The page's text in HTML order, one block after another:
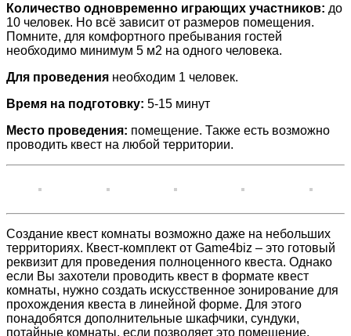
Количество одновременно играющих участников: до
10 человек. Но всё зависит от размеров помещения.
Помните, для комфортного пребывания гостей
необходимо минимум 5 м2 на одного человека.
Для проведения необходим 1 человек.
Время на подготовку: 5-15 минут
Место проведения: помещение. Также есть возможно
проводить квест на любой территории.
Создание квест комнаты возможно даже на небольших
территориях. Квест-комплект от Game4biz – это готовый
реквизит для проведения полноценного квеста. Однако
если Вы захотели проводить квест в формате квест
комнаты, нужно создать искусственное зонирование для
прохождения квеста в линейной форме. Для этого
понадобятся дополнительные шкафчики, сундуки,
потайные комнаты, если позволяет это помещение.